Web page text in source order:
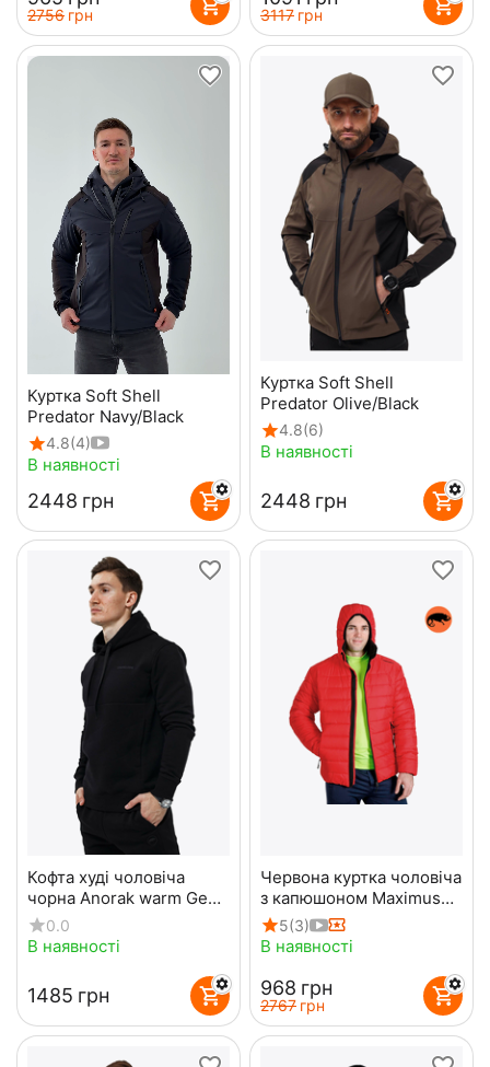
‍2756‍ грн ‍3117‍ грн
Куртка Soft Shell
Predator Navy/Black
4.8(4)
В наявності
‍2448‍ грн
Куртка Soft Shell
Predator Olive/Black
4.8(6)
В наявності
‍2448‍ грн
Кофта худі чоловіча
чорна Anorak warm Gen2
Black
0.0
В наявності
‍1485‍ грн
Червона куртка чоловіча
з капюшоном Maximus
Red
5(3)
В наявності
‍968‍ грн
‍2767‍ грн